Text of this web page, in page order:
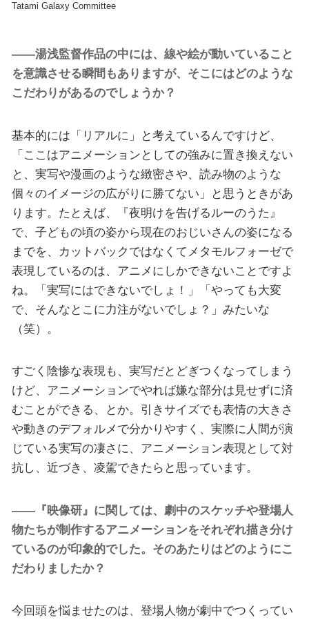
Tatami Galaxy Committee
――湯浅監督作品の中には、線や絵が動いていること
を意識させる瞬間もありますが、そこにはどのような
こだわりがあるのでしょうか？
基本的には「リアルに」と考えているんですけど、
「ここはアニメーションとしての強みに置き換えない
と、実写や漫画のような緻密さや、読み物のような
個々のイメージの広がりに勝てない」と思うときがあ
ります。たとえば、『夜明けを告げるルーのうた』
で、子どもの頃の姿から現在のおじいさんの姿になる
までを、カットバックではなくてメタモルフォーゼで
表現しているのは、アニメにしかできないことですよ
ね。「実写にはできないでしょ！」「やっても大変
で、そんなとこに力注がないでしょ？」みたいな
（笑）。
すごく陰惨な表現も、実写だとどぎつくなってしまう
けど、アニメーションでやれば嫌な部分は見せずに済
むことができる、とか。引きサイズでも表情の大きさ
や動きのデフォルメで分かりやすく、実際に人間が演
じている実写の凄さに、アニメーション表現として対
抗し、近づき、凌駕できたらと思っています。
――『映像研』に関しては、劇中のスケッチや登場人
物たちが制作するアニメーションをそれぞれ描き分け
ているのが印象的でした。そのあたりはどのようにこ
だわりましたか？
今回頭を悩ませたのは、登場人物が劇中でつくってい